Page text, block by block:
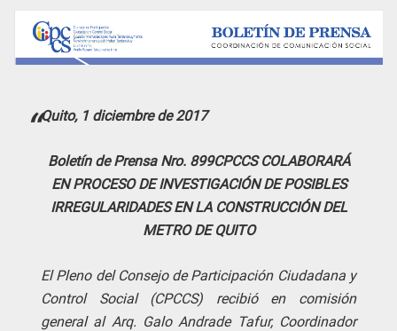
Quito, 1 diciembre de 2017
Boletín de Prensa Nro. 899CPCCS COLABORARÁ
EN PROCESO DE INVESTIGACIÓN DE POSIBLES
IRREGULARIDADES EN LA CONSTRUCCIÓN DEL
METRO DE QUITO
El Pleno del Consejo de Participación Ciudadana y
Control Social (CPCCS) recibió en comisión
general al Arq. Galo Andrade Tafur, Coordinador